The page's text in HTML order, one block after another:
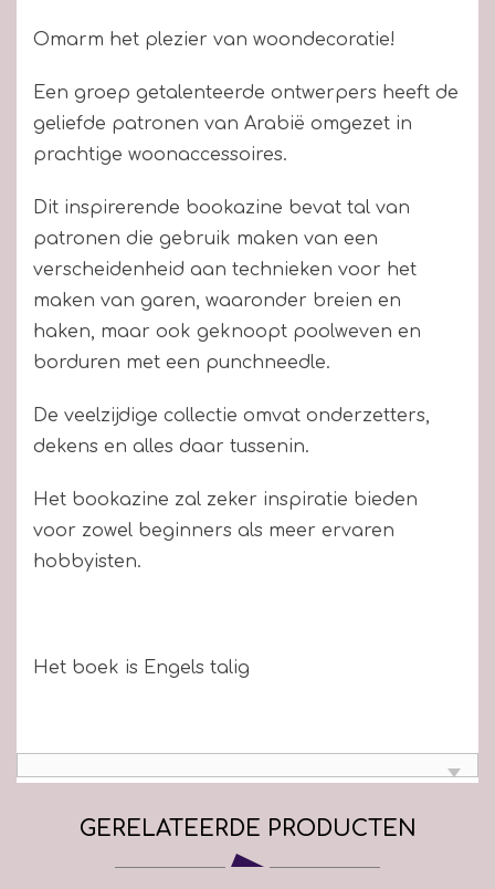
Omarm het plezier van woondecoratie!
Een groep getalenteerde ontwerpers heeft de
geliefde patronen van Arabië omgezet in
prachtige woonaccessoires.
Dit inspirerende bookazine bevat tal van
patronen die gebruik maken van een
verscheidenheid aan technieken voor het
maken van garen, waaronder breien en
haken, maar ook geknoopt poolweven en
borduren met een punchneedle.
De veelzijdige collectie omvat onderzetters,
dekens en alles daar tussenin.
Het bookazine zal zeker inspiratie bieden
voor zowel beginners als meer ervaren
hobbyisten.
Het boek is Engels talig
GERELATEERDE PRODUCTEN